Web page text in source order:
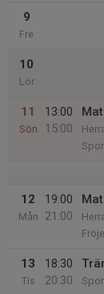
9
Fre
10
Lör
11
Sön
13:00
15:00
12
Mån
19:00
21:00
13
Tis
18:30
20:30